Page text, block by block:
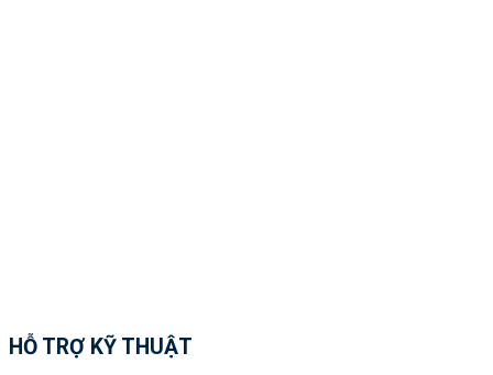
HỖ TRỢ KỸ THUẬT